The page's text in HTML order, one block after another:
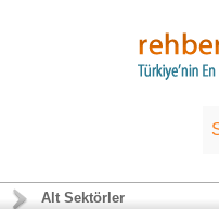
Alt Sektörler